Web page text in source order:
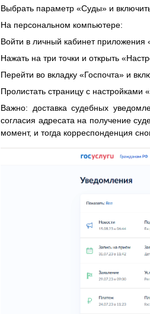
Выбрать параметр «Суды» и
На персональном компьютере:
Войти в личный кабинет приложения
Нажать на три точки и открыть
Перейти во вкладку «Госпочта» и
Пролистать страницу с настройками
Важно: доставка судебных
согласия адресата на получение
момент, и тогда корреспонденция